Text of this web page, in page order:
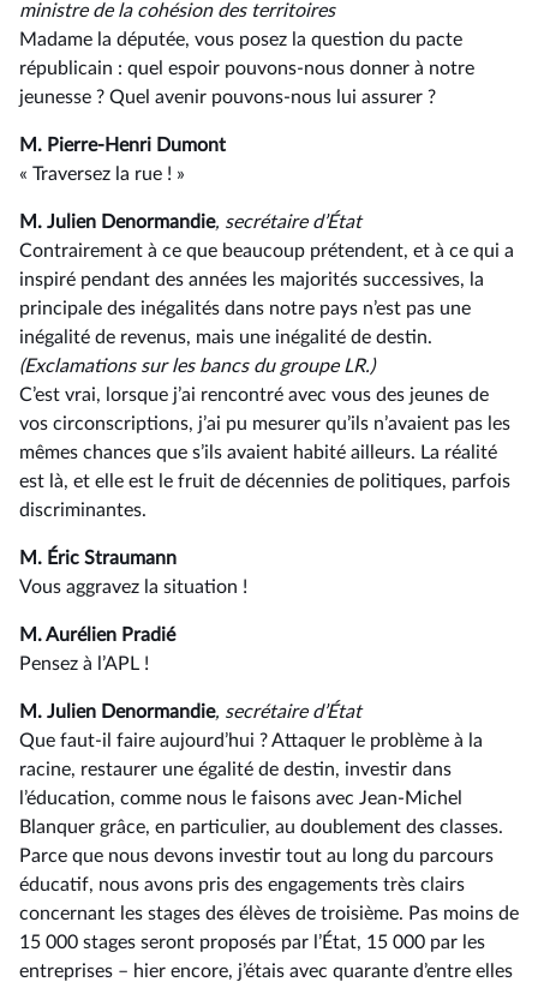
ministre de la cohésion des territoires
Madame la députée, vous posez la question du pacte
républicain : quel espoir pouvons-nous donner à notre
jeunesse ? Quel avenir pouvons-nous lui assurer ?
M. Pierre-Henri Dumont
« Traversez la rue ! »
M. Julien Denormandie, secrétaire d’État
Contrairement à ce que beaucoup prétendent, et à ce qui a
inspiré pendant des années les majorités successives, la
principale des inégalités dans notre pays n’est pas une
inégalité de revenus, mais une inégalité de destin.
(Exclamations sur les bancs du groupe LR.)
C’est vrai, lorsque j’ai rencontré avec vous des jeunes de
vos circonscriptions, j’ai pu mesurer qu’ils n’avaient pas les
mêmes chances que s’ils avaient habité ailleurs. La réalité
est là, et elle est le fruit de décennies de politiques, parfois
discriminantes.
M. Éric Straumann
Vous aggravez la situation !
M. Aurélien Pradié
Pensez à l’APL !
M. Julien Denormandie, secrétaire d’État
Que faut-il faire aujourd’hui ? Attaquer le problème à la
racine, restaurer une égalité de destin, investir dans
l’éducation, comme nous le faisons avec Jean-Michel
Blanquer grâce, en particulier, au doublement des classes.
Parce que nous devons investir tout au long du parcours
éducatif, nous avons pris des engagements très clairs
concernant les stages des élèves de troisième. Pas moins de
15 000 stages seront proposés par l’État, 15 000 par les
entreprises – hier encore, j’étais avec quarante d’entre elles